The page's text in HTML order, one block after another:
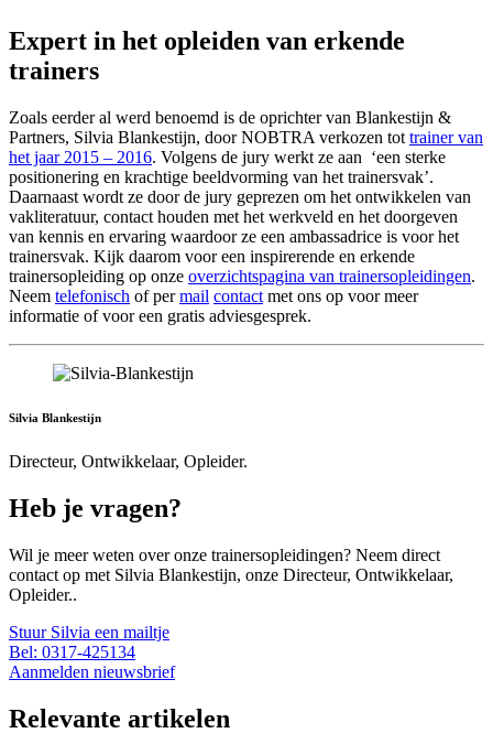
Expert in het opleiden van erkende
trainers
Zoals eerder al werd benoemd is de oprichter van Blankestijn &
Partners, Silvia Blankestijn, door NOBTRA verkozen tot trainer van
het jaar 2015 – 2016. Volgens de jury werkt ze aan ‘een sterke
positionering en krachtige beeldvorming van het trainersvak’.
Daarnaast wordt ze door de jury geprezen om het ontwikkelen van
vakliteratuur, contact houden met het werkveld en het doorgeven
van kennis en ervaring waardoor ze een ambassadrice is voor het
trainersvak. Kijk daarom voor een inspirerende en erkende
trainersopleiding op onze overzichtspagina van trainersopleidingen.
Neem telefonisch of permail contact met ons op voor meer
informatie of voor een gratis adviesgesprek.
Silvia Blankestijn
Directeur, Ontwikkelaar, Opleider.
Heb je vragen?
Wil je meer weten over onze trainersopleidingen? Neem direct
contact op met Silvia Blankestijn, onze Directeur, Ontwikkelaar,
Opleider..
Stuur Silvia een mailtje
Bel: 0317-425134
Aanmelden nieuwsbrief
Relevante artikelen